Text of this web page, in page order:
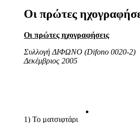
Οι πρώτες
Οι πρώτες ηχογραφήσεις
Συλλογή ΔΙΦΩΝΟ (Difono 0020-2)
Δεκέμβριος 2005
1) Το ματσιφτάρι